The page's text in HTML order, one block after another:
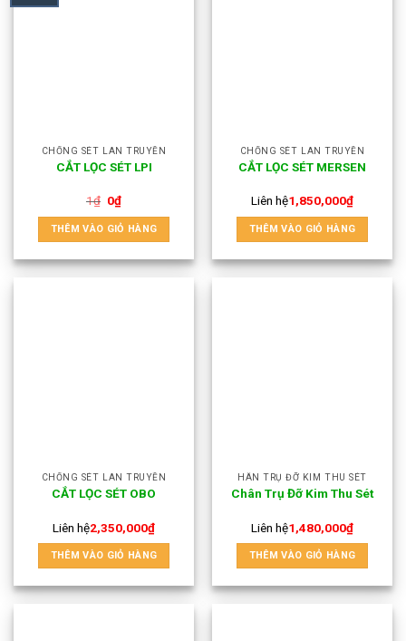
CHỐNG SÉT LAN TRUYỀN
CẮT LỌC SÉT LPI
1₫ 0₫
THÊM VÀO GIỎ HÀNG
CHỐNG SÉT LAN TRUYỀN
CẮT LỌC SÉT MERSEN
Liên hệ1,850,000₫
THÊM VÀO GIỎ HÀNG
CHỐNG SÉT LAN TRUYỀN
CẮT LỌC SÉT OBO
Liên hệ2,350,000₫
THÊM VÀO GIỎ HÀNG
HÂN TRỤ ĐỠ KIM THU SÉT
Chân Trụ Đỡ Kim Thu Sét
Liên hệ1,480,000₫
THÊM VÀO GIỎ HÀNG